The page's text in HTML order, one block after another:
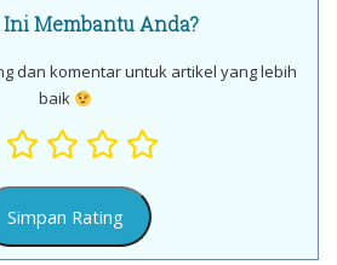
Membantu Anda?
dan komentar untuk artikel yang lebih
baik